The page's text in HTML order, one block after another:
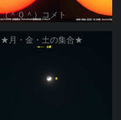
（＾０＾）コメト
★月・金・土の集合★